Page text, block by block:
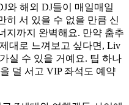
와 해외 DJ들이 매일매일
히 서 있을 수 없을 만큼 신
지까지 완벽해요. 만약 춤추
대로 느껴보고 싶다면, Liv
실 수 있을 거예요. 팁 하나
덜 서고 VIP 좌석도 예약